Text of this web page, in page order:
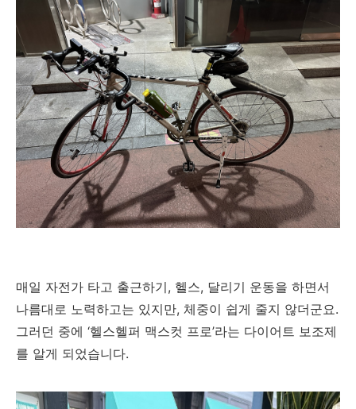
매일 자전가 타고 출근하기, 헬스, 달리기 운동을 하면서
나름대로 노력하고는 있지만, 체중이 쉽게 줄지 않더군요.
그러던 중에 ‘헬스헬퍼 맥스컷 프로’라는 다이어트 보조제
를 알게 되었습니다.